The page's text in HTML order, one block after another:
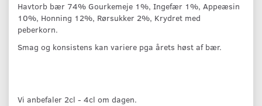
Havtorb bær 74% Gourkemeje 1%, Ingefær 1%, Appeæsin
10%, Honning 12%, Rørsukker 2%, Krydret med
peberkorn.
Smag og konsistens kan variere pga årets høst af bær.
Vi anbefaler 2cl - 4cl om dagen.